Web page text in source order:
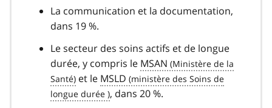
La communication et la documentation,
dans 19 %.
Le secteur des soins actifs et de longue
durée, y compris le MSAN
et le MSLD
, dans 20 %.